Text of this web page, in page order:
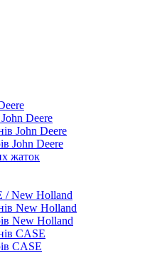
Deere
John Deere
John Deere
жаток
/ New Holland
New Holland
New Holland
CASE
CASE